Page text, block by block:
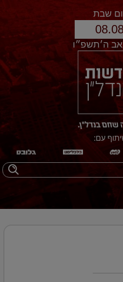
שבת
ה׳תשפ״ו
עם: